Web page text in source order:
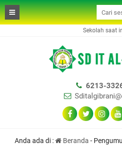
Sekolah saat
6213-
Anda ada di : Beranda -